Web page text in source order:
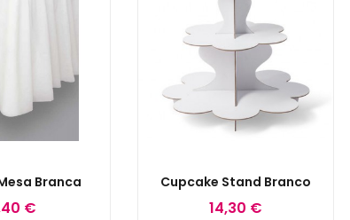
Branca
€
Cupcake Stand Branco
14,30 €